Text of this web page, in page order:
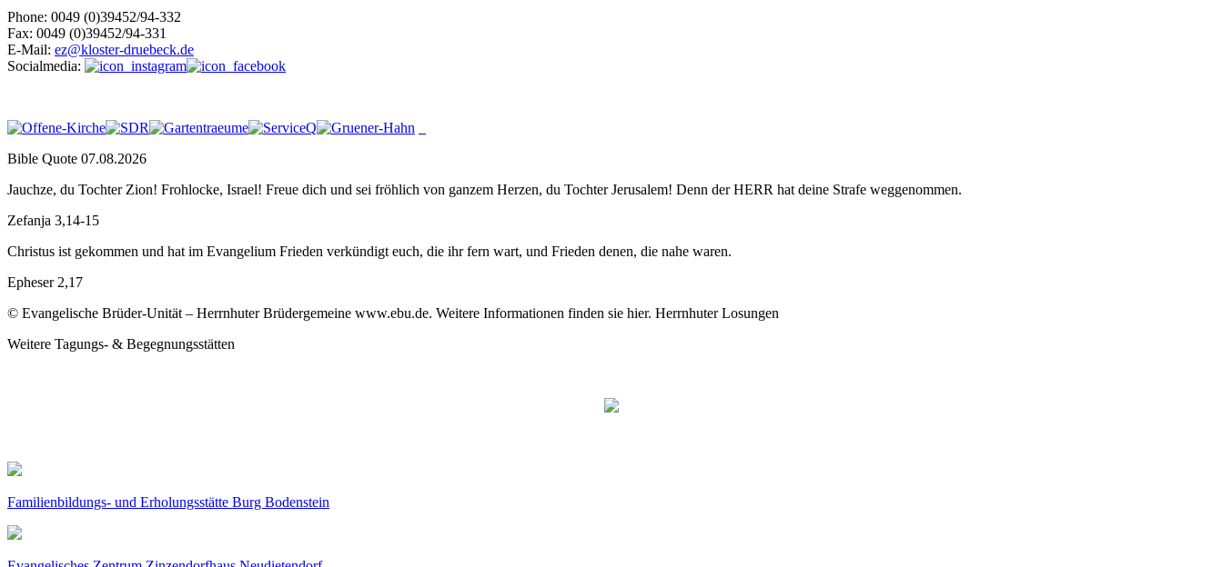
Phone: 0049 (0)39452/94-332
Fax: 0049 (0)39452/94-331
E-Mail: ez@kloster-druebeck.de
Socialmedia:
Bible Quote 07.08.2026
Jauchze, du Tochter Zion! Frohlocke, Israel! Freue dich und sei fröhlich von ganzem Herzen, du Tochter Jerusalem! Denn der HERR hat deine Strafe weggenommen.
Zefanja 3,14-15
Christus ist gekommen und hat im Evangelium Frieden verkündigt euch, die ihr fern wart, und Frieden denen, die nahe waren.
Epheser 2,17
© Evangelische Brüder-Unität – Herrnhuter Brüdergemeine www.ebu.de. Weitere Informationen finden sie hier. Herrnhuter Losungen
Weitere Tagungs- & Begegnungsstätten
Familienbildungs- und Erholungsstätte Burg Bodenstein